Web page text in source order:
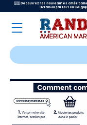
🇺🇸 Découvrez nos nouveautés
Livraison partout en